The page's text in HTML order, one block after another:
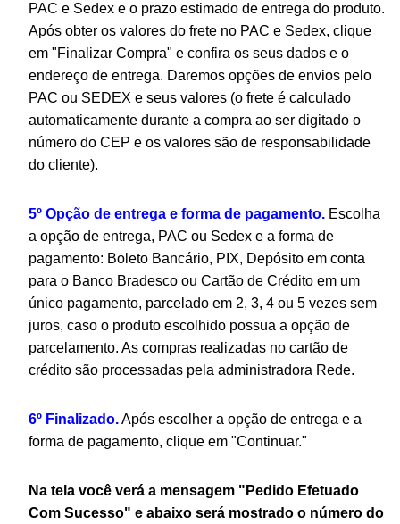
PAC e Sedex e o prazo estimado de entrega do produto.
Após obter os valores do frete no PAC e Sedex, clique
em "Finalizar Compra" e confira os seus dados e o
endereço de entrega. Daremos opções de envios pelo
PAC ou SEDEX e seus valores (o frete é calculado
automaticamente durante a compra ao ser digitado o
número do CEP e os valores são de responsabilidade
do cliente).
5º Opção de entrega e forma de pagamento. Escolha
a opção de entrega, PAC ou Sedex e a forma de
pagamento: Boleto Bancário, PIX, Depósito em conta
para o Banco Bradesco ou Cartão de Crédito em um
único pagamento, parcelado em 2, 3, 4 ou 5 vezes sem
juros, caso o produto escolhido possua a opção de
parcelamento. As compras realizadas no cartão de
crédito são processadas pela administradora Rede.
6º Finalizado.Após escolher a opção de entrega e a
forma de pagamento, clique em "Continuar."
Na tela você verá a mensagem "Pedido Efetuado
Com Sucesso" e abaixo será mostrado o número do